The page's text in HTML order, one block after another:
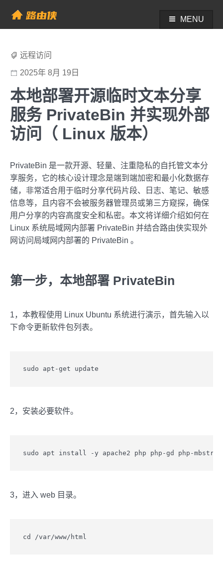
content
帮助中心 - 路由侠
MENU
远程访问
2025年 8月 19日
本地部署开源临时文本分享
服务 PrivateBin 并实现外部
访问（ Linux 版本）
PrivateBin 是一款开源、轻量、注重隐私的自托管文本分
享服务，它的核心设计理念是端到端加密和最小化数据存
储，非常适合用于临时分享代码片段、日志、笔记、敏感
信息等，且内容不会被服务器管理员或第三方窥探，确保
用户分享的内容高度安全和私密。本文将详细介绍如何在
Linux 系统局域网内部署 PrivateBin 并结合路由侠实现外
网访问局域网内部署的 PrivateBin 。
第一步，本地部署 PrivateBin
1，本教程使用 Linux Ubuntu 系统进行演示，首先输入以
下命令更新软件包列表。
sudo apt-get update
2，安装必要软件。
sudo apt install -y apache2 php php-gd php-
3，进入 web 目录。
cd /var/www/html